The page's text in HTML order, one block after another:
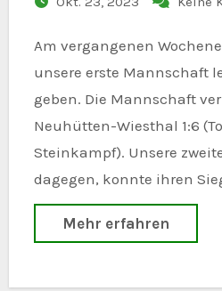
Am vergangenen Wochenende musste sich
unsere erste Mannschaft
geben. Die Mannschaft
Neuhütten-Wiesthal 1:6
Steinkampf). Unsere
dagegen, konnte ihren
Mehr erfahren